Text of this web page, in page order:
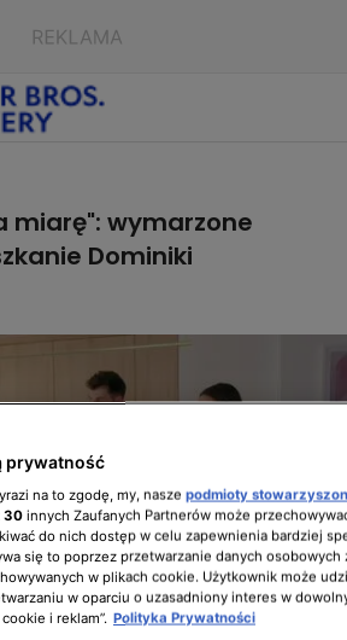
miarę": wymarzone
Dominiki
prywatność
na to zgodę, my, nasze podmioty
30 innych Zaufanych Partnerów może
do nich dostęp w celu zapewnienia bardziej
się to poprzez przetwarzanie danych osobowych
w plikach cookie. Użytkownik może
w oparciu o uzasadniony interes w
i reklam”. Polityka Prywatności